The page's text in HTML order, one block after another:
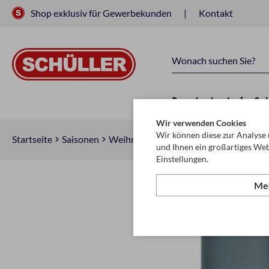
Shop exklusiv für Gewerbekunden Kontakt
Raucherbedarf
Startseite Saisonen Weihnachten Dekoration
Wir verwenden Cookies
Wir können diese zur
und Ihnen ein großartiges
Einstellungen.